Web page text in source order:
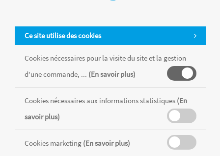
Ce site utilise des cookies
Cookies nécessaires pour la visite du site et la gestion
d'une commande, ... (En savoir plus)
Cookies nécessaires aux informations statistiques (En
savoir plus)
Cookies marketing (En savoir plus)
Tous les produits sont vendus dans la limite des stocks disponibles de
chaque magasin, toutes taxes comprises.
CONDITIONS GÉNÉRALES
RÉALISÉ AVEC MERCATOR